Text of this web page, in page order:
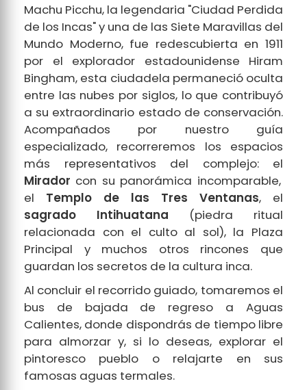
Machu Picchu, la legendaria "Ciudad Perdida
de los Incas" y una de las Siete Maravillas del
Mundo Moderno, fue redescubierta en 1911
por el explorador estadounidense Hiram
Bingham, esta ciudadela permaneció oculta
entre las nubes por siglos, lo que contribuyó
a su extraordinario estado de conservación.
Acompañados por nuestro guía
especializado, recorreremos los espacios
más representativos del complejo: el
Mirador con su panorámica incomparable,
el Templo de las Tres Ventanas, el
sagrado Intihuatana (piedra ritual
relacionada con el culto al sol), la Plaza
Principal y muchos otros rincones que
guardan los secretos de la cultura inca.
Al concluir el recorrido guiado, tomaremos el
bus de bajada de regreso a Aguas
Calientes, donde dispondrás de tiempo libre
para almorzar y, si lo deseas, explorar el
pintoresco pueblo o relajarte en sus
famosas aguas termales.